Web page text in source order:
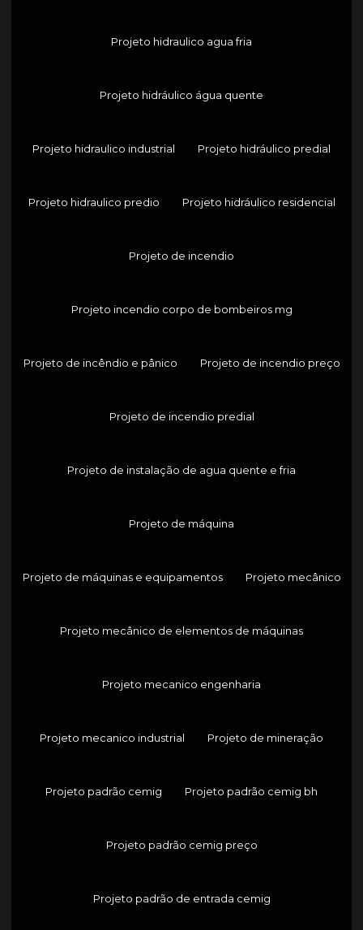
Projeto hidraulico agua fria
Projeto hidráulico água quente
Projeto hidraulico industrial Projeto hidráulico predial
Projeto hidraulico predio Projeto hidráulico residencial
Projeto de incendio
Projeto incendio corpo de bombeiros mg
Projeto de incêndio e pânico Projeto de incendio preço
Projeto de incendio predial
Projeto de instalação de agua quente e fria
Projeto de máquina
Projeto de máquinas e equipamentos Projeto mecânico
Projeto mecânico de elementos de máquinas
Projeto mecanico engenharia
Projeto mecanico industrial Projeto de mineração
Projeto padrão cemig Projeto padrão cemig bh
Projeto padrão cemig preço
Projeto padrão de entrada cemig